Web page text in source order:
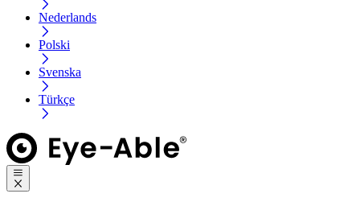
Nederlands
Polski
Svenska
Türkçe